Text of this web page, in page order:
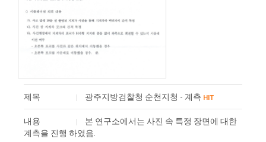
제목 광주지방검찰청 순천지청 - 계측 HIT
내용
본 연구소에서는 사진 속 특정 장면에 대한
계측을 진행 하였음.